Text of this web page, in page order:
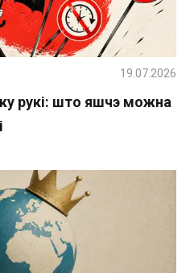
рукі: што яшчэ можна
19.07.2026